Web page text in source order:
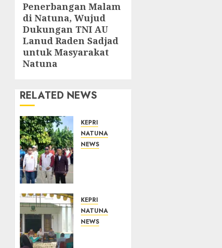
Next
post:
Penerbangan Malam
di Natuna, Wujud
Dukungan TNI AU
Lanud Raden Sadjad
untuk Masyarakat
Natuna
RELATED NEWS
KEPRI
NATUNA
NEWS
Selading,
Marzuki
Ajak
KEPRI
NATUNA
NEWS